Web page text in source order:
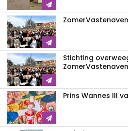
Stichting
Prins Wannes III